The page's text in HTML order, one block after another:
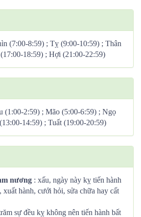
(7:00-8:59) ; Tỵ (9:00-10:59) ; Thân
18:59) ; Hợi (21:00-22:59)
(1:00-2:59) ; Mão (5:00-6:59) ; Ngọ
14:59) ; Tuất (19:00-20:59)
nương : xấu, ngày này kỵ tiến hành
xuất hành, cưới hỏi, sửa chữa hay cất
sự đều kỵ không nên tiến hành bất